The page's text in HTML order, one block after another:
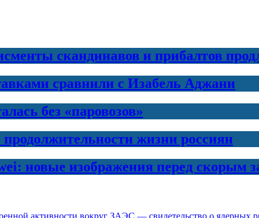
скандинавов и прибалтов
сравнили с Изабель Аджани
без «паровозов»
жизни россиян
новые изображения перед скорым